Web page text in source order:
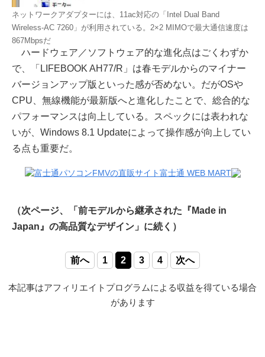
ネットワークアダプターには、11ac対応の「Intel Dual Band
Wireless-AC 7260」が利用されている。2×2 MIMOで最大通信速度は
867Mbpsだ
ハードウェア／ソフトウェア的な進化点はごくわずか
で、「LIFEBOOK AH77/R」は春モデルからのマイナー
バージョンアップ版といった感が否めない。だがOSや
CPU、無線機能が最新版へと進化したことで、総合的な
パフォーマンスは向上している。スペックには表われな
いが、Windows 8.1 Updateによって操作感が向上してい
る点も重要だ。
（次ページ、「前モデルから継承された『Made in
Japan』の高品質なデザイン」に続く）
前へ 1 2 3 4 次へ
本記事はアフィリエイトプログラムによる収益を得ている場合
があります